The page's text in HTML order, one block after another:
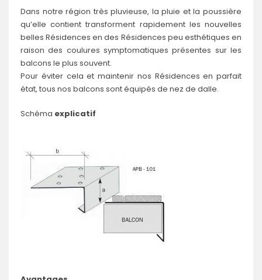
Dans notre région très pluvieuse, la pluie et la poussière
qu’elle contient transforment rapidement les nouvelles
belles Résidences en des Résidences peu esthétiques en
raison des coulures symptomatiques présentes sur les
balcons le plus souvent.
Pour éviter cela et maintenir nos Résidences en parfait
état, tous nos balcons sont équipés de nez de dalle.
Schéma explicatif